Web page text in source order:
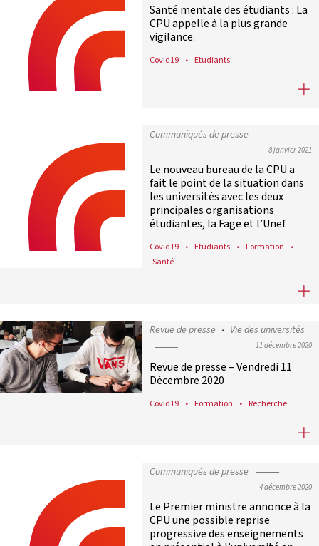
Santé mentale des étudiants : La
CPU appelle à la plus grande
vigilance.
Covid19 Etudiants
Santé mentale des étudiants : La
Communiqués de presse
8 janvier 2021
Le nouveau bureau de la CPU a
fait le point de la situation dans
les universités avec les deux
principales organisations
étudiantes, la Fage et l’Unef.
Covid19 Etudiants
Formation
Santé
Le nouveau bureau de la CPU a
Revue de presse Vie des universités
11 décembre 2020
Revue de presse – Vendredi 11
Décembre 2020
Covid19 Formation Recherche
Revue de presse – Vendredi 11
Communiqués de presse
4 décembre 2020
Le Premier ministre annonce à la
CPU une possible reprise
progressive des enseignements